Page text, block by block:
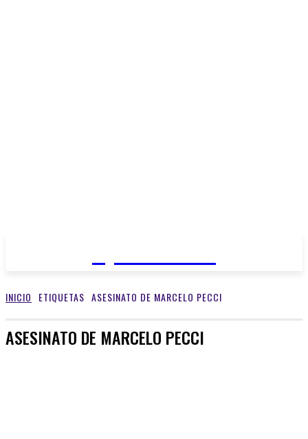
INICIO ETIQUETAS ASESINATO DE MARCELO PECCI
ASESINATO DE MARCELO PECCI